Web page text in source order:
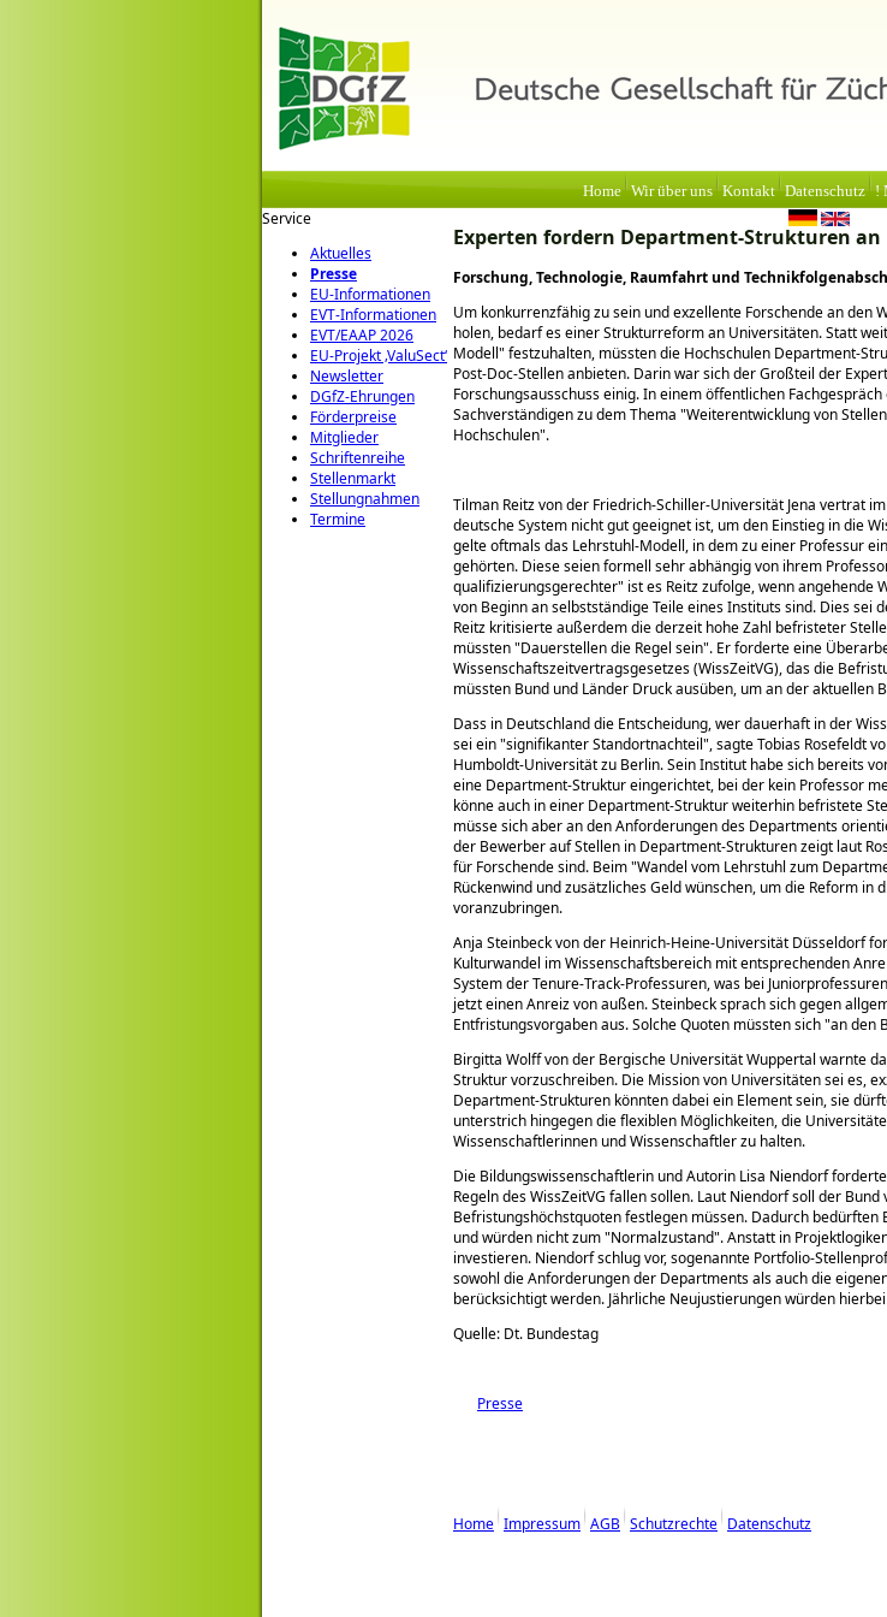
Home Wir über uns Kontakt Datenschutz !
Service
Aktuelles
Presse
EU-Informationen
EVT-Informationen
EVT/EAAP 2026
EU-Projekt ‚ValuSect‘
Newsletter
DGfZ-Ehrungen
Förderpreise
Mitglieder
Schriftenreihe
Stellenmarkt
Stellungnahmen
Termine
Experten fordern Department-Strukturen an
Forschung, Technologie, Raumfahrt und
Um konkurrenzfähig zu sein und exzellente Forschende an den
holen, bedarf es einer Strukturreform an Universitäten. Statt
Modell festzuhalten, müssten die Hochschulen Department-
Post-Doc-Stellen anbieten. Darin war sich der Großteil der
Forschungsausschuss einig. In einem öffentlichen
Sachverständigen zu dem Thema Weiterentwicklung von
Hochschulen .
Tilman Reitz von der Friedrich-Schiller-Universität Jena vertrat
deutsche System nicht gut geeignet ist, um den Einstieg in die
gelte oftmals das Lehrstuhl-Modell, in dem zu einer Professur
gehörten. Diese seien formell sehr abhängig von ihrem
qualifizierungsgerechter ist es Reitz zufolge, wenn angehende
von Beginn an selbstständige Teile eines Instituts sind. Dies sei
Reitz kritisierte außerdem die derzeit hohe Zahl befristeter
müssten Dauerstellen die Regel sein . Er forderte eine
Wissenschaftszeitvertragsgesetzes (WissZeitVG), das die
müssten Bund und Länder Druck ausüben, um an der aktuellen
Dass in Deutschland die Entscheidung, wer dauerhaft in der
sei ein signifikanter Standortnachteil , sagte Tobias Rosefeldt
Humboldt-Universität zu Berlin. Sein Institut habe sich bereits
eine Department-Struktur eingerichtet, bei der kein Professor
könne auch in einer Department-Struktur weiterhin befristete
müsse sich aber an den Anforderungen des Departments
der Bewerber auf Stellen in Department-Strukturen zeigt laut
für Forschende sind. Beim Wandel vom Lehrstuhl zum
Rückenwind und zusätzliches Geld wünschen, um die Reform
voranzubringen.
Anja Steinbeck von der Heinrich-Heine-Universität Düsseldorf
Kulturwandel im Wissenschaftsbereich mit entsprechenden
System der Tenure-Track-Professuren, was bei
jetzt einen Anreiz von außen. Steinbeck sprach sich gegen
Entfristungsvorgaben aus. Solche Quoten müssten sich an den
Birgitta Wolff von der Bergische Universität Wuppertal warnte
Struktur vorzuschreiben. Die Mission von Universitäten sei es,
Department-Strukturen könnten dabei ein Element sein, sie
unterstrich hingegen die flexiblen Möglichkeiten, die
Wissenschaftlerinnen und Wissenschaftler zu halten.
Die Bildungswissenschaftlerin und Autorin Lisa Niendorf
Regeln des WissZeitVG fallen sollen. Laut Niendorf soll der
Befristungshöchstquoten festlegen müssen. Dadurch
und würden nicht zum Normalzustand . Anstatt in
investieren. Niendorf schlug vor, sogenannte Portfolio-
sowohl die Anforderungen der Departments als auch die
berücksichtigt werden. Jährliche Neujustierungen würden
Quelle: Dt. Bundestag
Presse
Home Impressum AGB Schutzrechte Datenschutz